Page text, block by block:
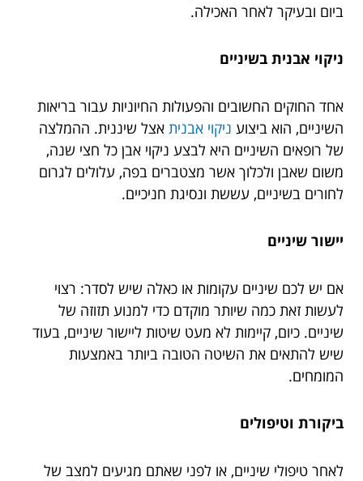
ביום ובעיקר לאחר האכילה.
ניקוי אבנית בשיניים
אחד החוקים החשובים והפעולות החיוניות עבור בריאות
השיניים, הוא ביצוע ניקוי אבנית אצל שיננית. ההמלצה
של רופאים השיניים היא לבצע ניקוי אבן כל חצי שנה,
משום שאבן ולכלוך אשר מצטברים בפה, עלולים לגרום
לחורים בשיניים, עששת ונסיגת חניכיים.
יישור שיניים
אם יש לכם שיניים עקומות או כאלה שיש לסדר: רצוי
לעשות זאת כמה שיותר מוקדם כדי למנוע תזוזה של
שיניים. כיום, קיימות לא מעט שיטות ליישור שיניים, בעוד
שיש להתאים את השיטה הטובה ביותר באמצעות
המומחים.
ביקורת וטיפולים
לאחר טיפולי שיניים, או לפני שאתם מגיעים למצב של